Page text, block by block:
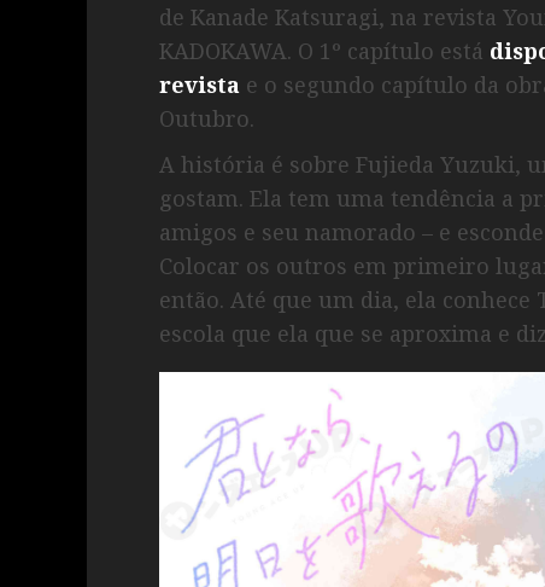
de Kanade Katsuragi, na revista
KADOKAWA. O 1º capítulo está
revista e o segundo capítulo da
Outubro.
A história é sobre Fujieda Yuzuki,
gostam. Ela tem uma tendência a
amigos e seu namorado – e
Colocar os outros em primeiro
então. Até que um dia, ela
escola que ela que se aproxima e